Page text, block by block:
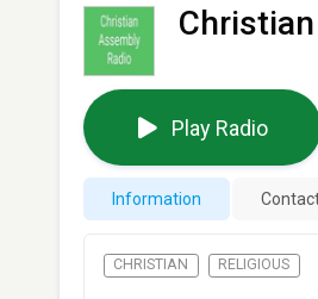
Play Radio
Information
CHRISTIAN RELIGIOUS